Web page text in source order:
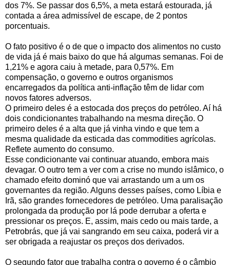
dos 7%. Se passar dos 6,5%, a meta estará estourada, já
contada a área admissível de escape, de 2 pontos
porcentuais.
O fato positivo é o de que o impacto dos alimentos no custo
de vida já é mais baixo do que há algumas semanas. Foi de
1,21% e agora caiu à metade, para 0,57%. Em
compensação, o governo e outros organismos
encarregados da política anti-inflação têm de lidar com
novos fatores adversos.
O primeiro deles é a estocada dos preços do petróleo. Aí há
dois condicionantes trabalhando na mesma direção. O
primeiro deles é a alta que já vinha vindo e que tem a
mesma qualidade da esticada das commodities agrícolas.
Reflete aumento do consumo.
Esse condicionante vai continuar atuando, embora mais
devagar. O outro tem a ver com a crise no mundo islâmico, o
chamado efeito dominó que vai arrastando um a um os
governantes da região. Alguns desses países, como Líbia e
Irã, são grandes fornecedores de petróleo. Uma paralisação
prolongada da produção por lá pode derrubar a oferta e
pressionar os preços. E, assim, mais cedo ou mais tarde, a
Petrobrás, que já vai sangrando em seu caixa, poderá vir a
ser obrigada a reajustar os preços dos derivados.
O segundo fator que trabalha contra o governo é o câmbio